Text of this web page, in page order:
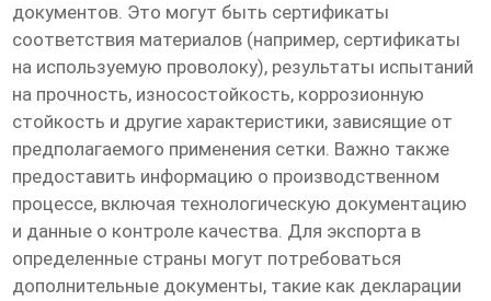
документов. Это могут быть сертификаты
соответствия материалов (например, сертификаты
на используемую проволоку), результаты испытаний
на прочность, износостойкость, коррозионную
стойкость и другие характеристики, зависящие от
предполагаемого применения сетки. Важно также
предоставить информацию о производственном
процессе, включая технологическую документацию
и данные о контроле качества. Для экспорта в
определенные страны могут потребоваться
дополнительные документы, такие как декларации